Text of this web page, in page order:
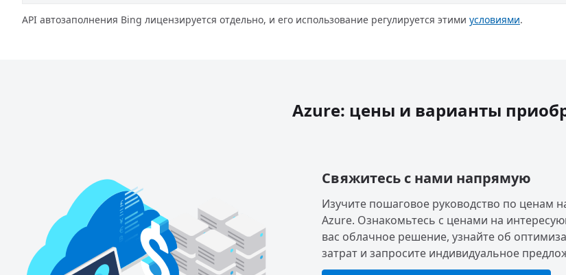
API автозаполнения Bing лицензируется отдельно, и его использование регулируется этими условиями.
Azure: цены и варианты
Свяжитесь с нами напрямую
Изучите пошаговое руководство по ценам
Azure. Ознакомьтесь с ценами на
вас облачное решение, узнайте об
затрат и запросите индивидуальное